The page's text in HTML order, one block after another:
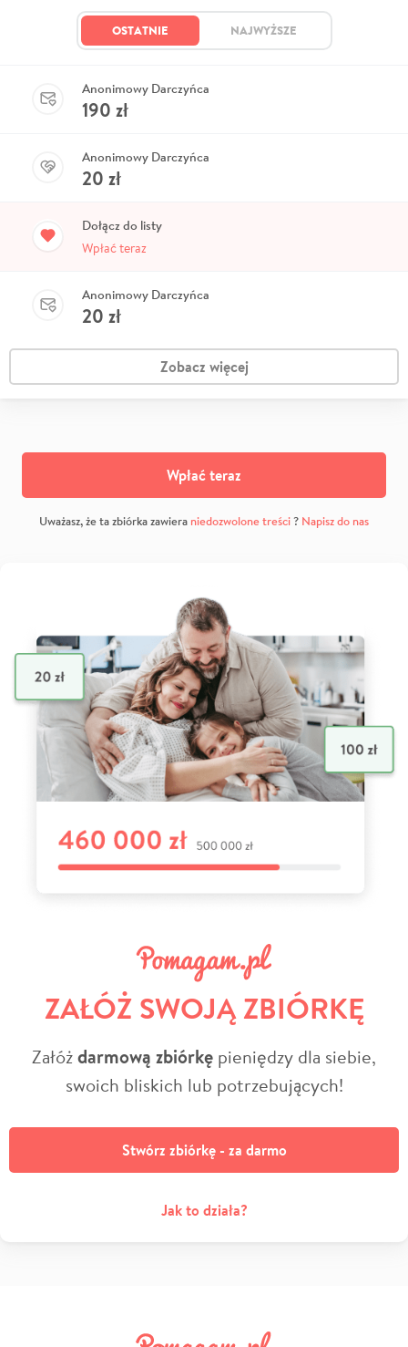
OSTATNIE NAJWYŻSZE
Anonimowy Darczyńca
190 zł
Anonimowy Darczyńca
20 zł
Dołącz do listy
Wpłać teraz
Anonimowy Darczyńca
20 zł
Zobacz więcej
Wpłać teraz
Uważasz, że ta zbiórka zawiera niedozwolone treści? Napisz do nas
ZAŁÓŻ SWOJĄ ZBIÓRKĘ
Załóżdarmową zbiórkę pieniędzy dla siebie,
swoich bliskich lub potrzebujących!
Stwórz zbiórkę - za darmo
Jak to działa?